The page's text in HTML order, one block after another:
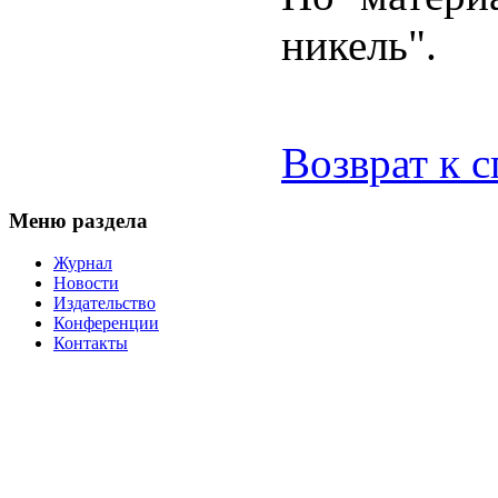
никель".
Возврат к
Меню раздела
Журнал
Новости
Издательство
Конференции
Контакты